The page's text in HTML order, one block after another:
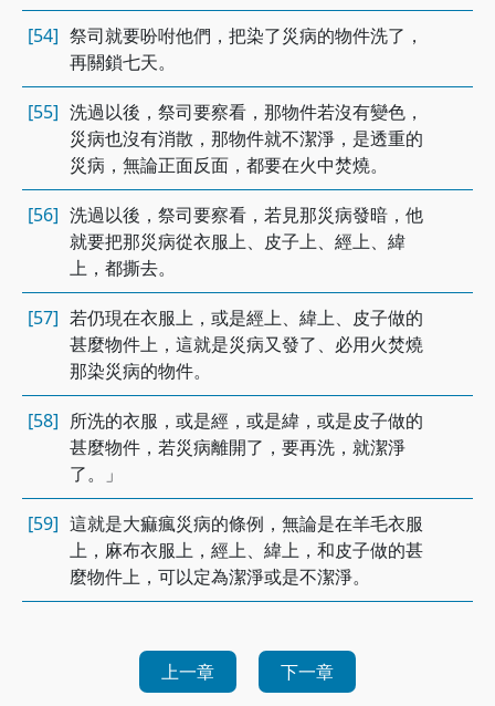
[54] 祭司就要吩咐他們，把染了災病的物件洗了，
再關鎖七天。
[55] 洗過以後，祭司要察看，那物件若沒有變色，
災病也沒有消散，那物件就不潔淨，是透重的
災病，無論正面反面，都要在火中焚燒。
[56] 洗過以後，祭司要察看，若見那災病發暗，他
就要把那災病從衣服上、皮子上、經上、緯
上，都撕去。
[57] 若仍現在衣服上，或是經上、緯上、皮子做的
甚麼物件上，這就是災病又發了、必用火焚燒
那染災病的物件。
[58] 所洗的衣服，或是經，或是緯，或是皮子做的
甚麼物件，若災病離開了，要再洗，就潔淨
了。」
[59] 這就是大痲瘋災病的條例，無論是在羊毛衣服
上，麻布衣服上，經上、緯上，和皮子做的甚
麼物件上，可以定為潔淨或是不潔淨。
上一章 下一章